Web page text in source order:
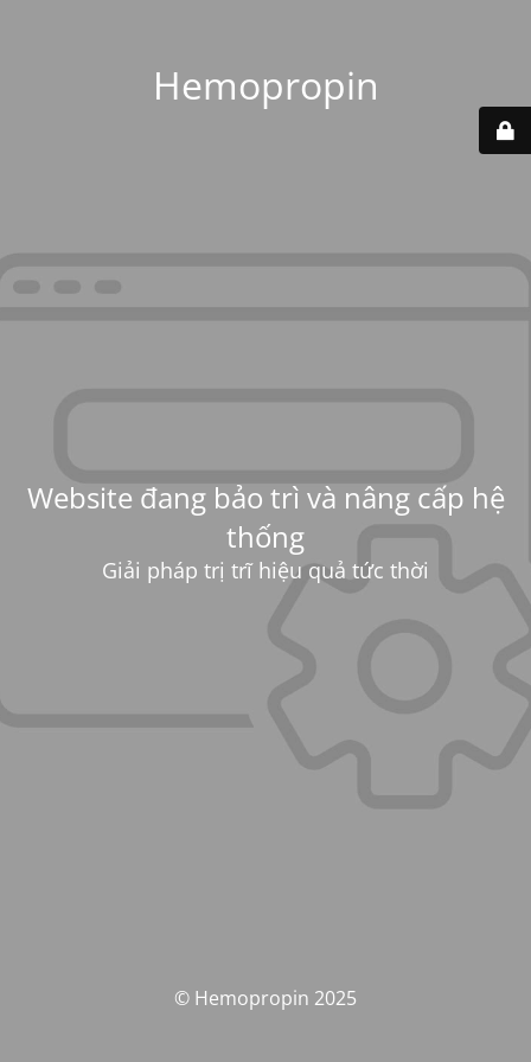
Hemopropin
Website đang bảo trì và nâng cấp hệ
thống
Giải pháp trị trĩ hiệu quả tức thời
© Hemopropin 2025